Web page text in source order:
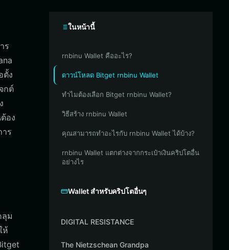
ร
ตั้ง
กต์
อง
ร
ลุม
ห้
ในหน้านี้
rnbinu Wallet คืออะไร?
ดาวน์โหลด Bitget rnbinu Wallet
ทำไมต้องเลือก Bitget rnbinu Wallet?
วิธีสร้าง rnbinu Wallet
คุณสามารถทำอะไรกับ rnbinu Wallet ได้บ้าง?
rnbinu Wallet แตกต่างจากกระเป๋าเงินคริปโตอื่น
อย่างไร
Wallet สำหรับคริปโตอื่นๆ
DIGITAL RESISTANCE
The Nietzschean Grandpa